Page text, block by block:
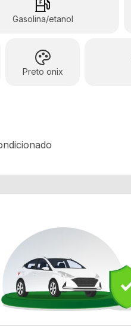
Gasolina/etanol
Preto onix
de bordo
eletrônica de frenagem
traseiro
de estacionamento
elétricos